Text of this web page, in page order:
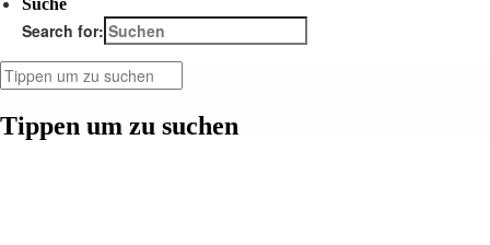
Suche
Search for:
Tippen um zu suchen